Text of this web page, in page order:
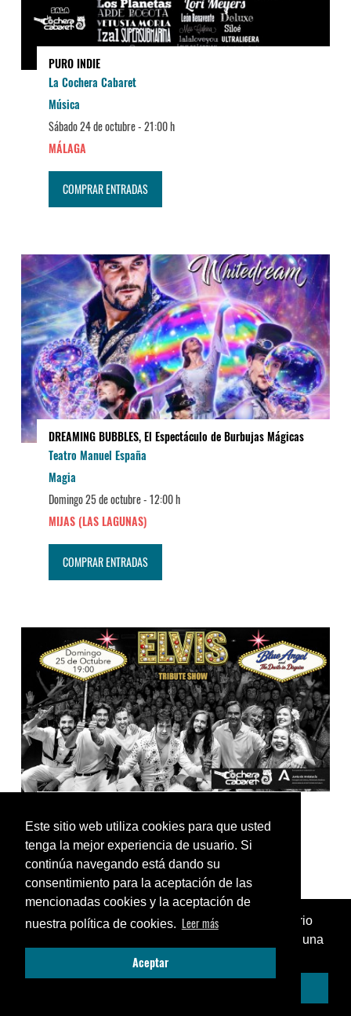
Este sitio web utiliza cookies para que usted
tenga la mejor experiencia de usuario. Si
continúa navegando está dando su
consentimiento para la aceptación de las
mencionadas cookies y la aceptación de
nuestra política de cookies. Leer más
Aceptar
¿Sabías que puedes añadir un icono en el escritorio
de tu teléfono para utilizar esta web como si fuese una
aplicación instalada?Cerrar
PURO INDIE
La Cochera Cabaret
Música
Sábado 24 de octubre -21:00 h
MÁLAGA
COMPRAR ENTRADAS
DREAMING BUBBLES, El Espectáculo de Burbujas Mágicas
Teatro Manuel España
Magia
Domingo 25 de octubre -12:00 h
MIJAS (LAS LAGUNAS)
COMPRAR ENTRADAS
La Cochera Cabaret
Música
Domingo 25 de octubre -19:00 h
MÁLAGA
COMPRAR ENTRADAS